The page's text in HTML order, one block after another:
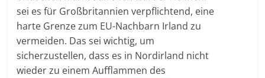
sei es für Großbritannien verpflichtend, eine
harte Grenze zum EU-Nachbarn Irland zu
vermeiden. Das sei wichtig, um
sicherzustellen, dass es in Nordirland nicht
wieder zu einem Aufflammen des